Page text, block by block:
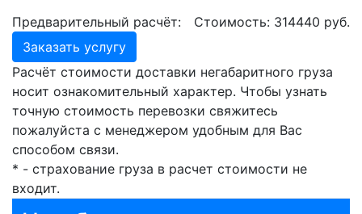
Предварительный расчёт:
Стоимость: 314440 руб.
Заказать услугу
Расчёт стоимости доставки негабаритного груза
носит ознакомительный характер. Чтобы узнать
точную стоимость перевозки свяжитесь
пожалуйста с менеджером удобным для Вас
способом связи.
* - страхование груза в расчет стоимости не
входит.